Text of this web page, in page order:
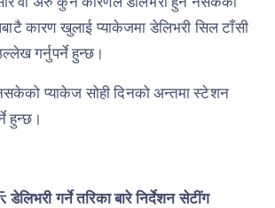
कारण खुलाई प्याकेजमा डेलिभरी सिल टाँसी
गर्नुपर्ने हुन्छ।
प्याकेज सोही दिनको अन्तमा स्टेशन
हुन्छ।
डेलिभरी गर्ने तरिका बारे निर्देशन सेटींग